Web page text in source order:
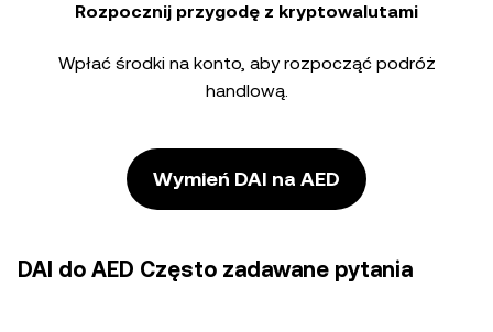
Rozpocznij przygodę z kryptowalutami
Wpłać środki na konto, aby rozpocząć podróż
handlową.
Wymień DAI na AED
DAI do AED Często zadawane pytania